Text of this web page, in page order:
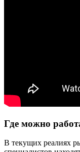
Где можно
В текущих реалиях